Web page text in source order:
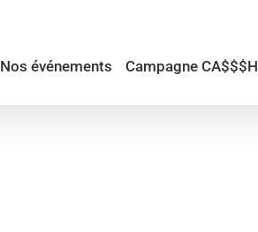
Nos événements Campagne CA$$$H